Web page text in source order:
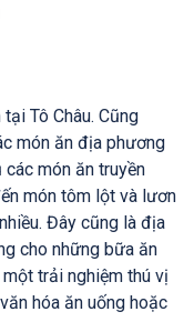
Tô Châu. Cũng
món ăn địa phương
món ăn truyền
món tôm lột và lươn
Đây cũng là địa
cho những bữa ăn
trải nghiệm thú vị
hóa ăn uống hoặc